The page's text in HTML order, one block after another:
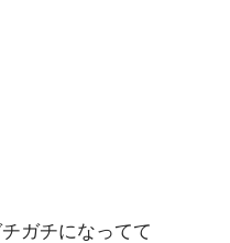
ガチになってて